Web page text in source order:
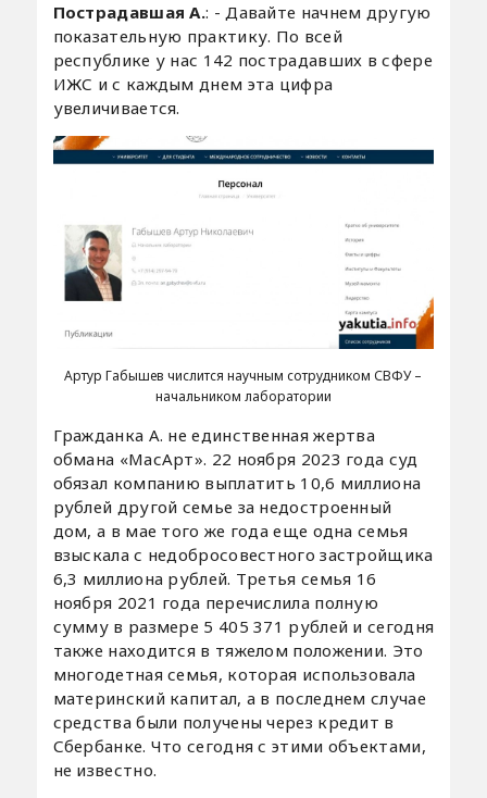
Пострадавшая А.: - Давайте начнем другую
показательную практику. По всей
республике у нас 142 пострадавших в сфере
ИЖС и с каждым днем эта цифра
увеличивается.
Артур Габышев числится научным сотрудником СВФУ –
начальником лаборатории
Гражданка А. не единственная жертва
обмана «МасАрт». 22 ноября 2023 года суд
обязал компанию выплатить 10,6 миллиона
рублей другой семье за недостроенный
дом, а в мае того же года еще одна семья
взыскала с недобросовестного застройщика
6,3 миллиона рублей. Третья семья 16
ноября 2021 года перечислила полную
сумму в размере 5 405 371 рублей и сегодня
также находится в тяжелом положении. Это
многодетная семья, которая использовала
материнский капитал, а в последнем случае
средства были получены через кредит в
Сбербанке. Что сегодня с этими объектами,
не известно.